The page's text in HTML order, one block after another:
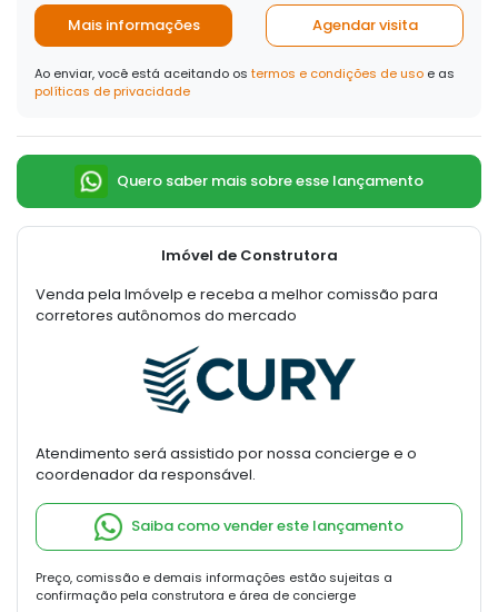
Mais informações Agendar visita
Ao enviar, você está aceitando os termos e condições de uso e as
políticas de privacidade
Quero saber mais sobre esse lançamento
Imóvel de Construtora
Venda pela Imóvelp e receba a melhor comissão para
corretores autônomos do mercado
Atendimento será assistido por nossa concierge e o
coordenador da responsável.
Saiba como vender este lançamento
Preço, comissão e demais informações estão sujeitas a
confirmação pela construtora e área de concierge